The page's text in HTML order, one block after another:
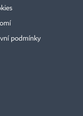
podmínky